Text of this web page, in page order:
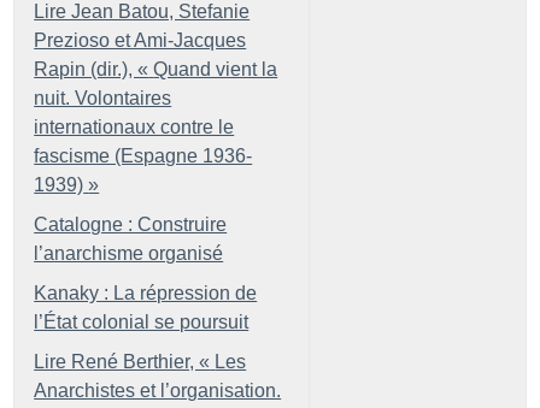
Lire Jean Batou, Stefanie
Prezioso et Ami-Jacques
Rapin (dir.), « Quand vient la
nuit. Volontaires
internationaux contre le
fascisme (Espagne 1936-
1939) »
Catalogne : Construire
l’anarchisme organisé
Kanaky : La répression de
l’État colonial se poursuit
Lire René Berthier, « Les
Anarchistes et l’organisation.